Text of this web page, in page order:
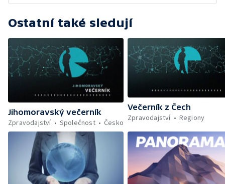
Ostatní také sledují
Jihomoravský večerník
Zpravodajství
Společnost Česko
Večerník z Čech
Zpravodajství
Regiony